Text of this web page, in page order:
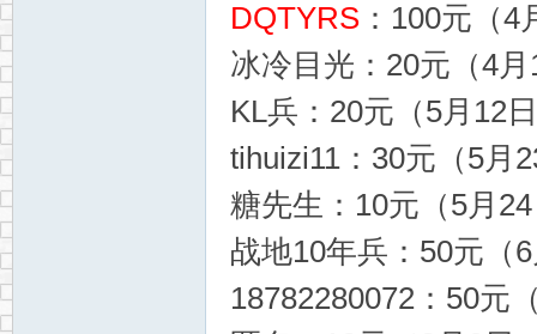
DQTYRS：100元（4
冰冷目光：20元（4
KL兵：20元（5月12
tihuizi11：30元（5月
糖先生：10元（5月
战地10年兵：50元（
18782280072：50元